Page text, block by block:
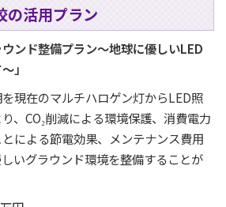
の活用プラン
ウンド整備プラン～地球に優しいLED
」
現在のマルチハロゲン灯からLED照
、CO₂削減による環境保護、消費電力
による節電効果、メンテナンス費用
いグラウンド環境を整備することが